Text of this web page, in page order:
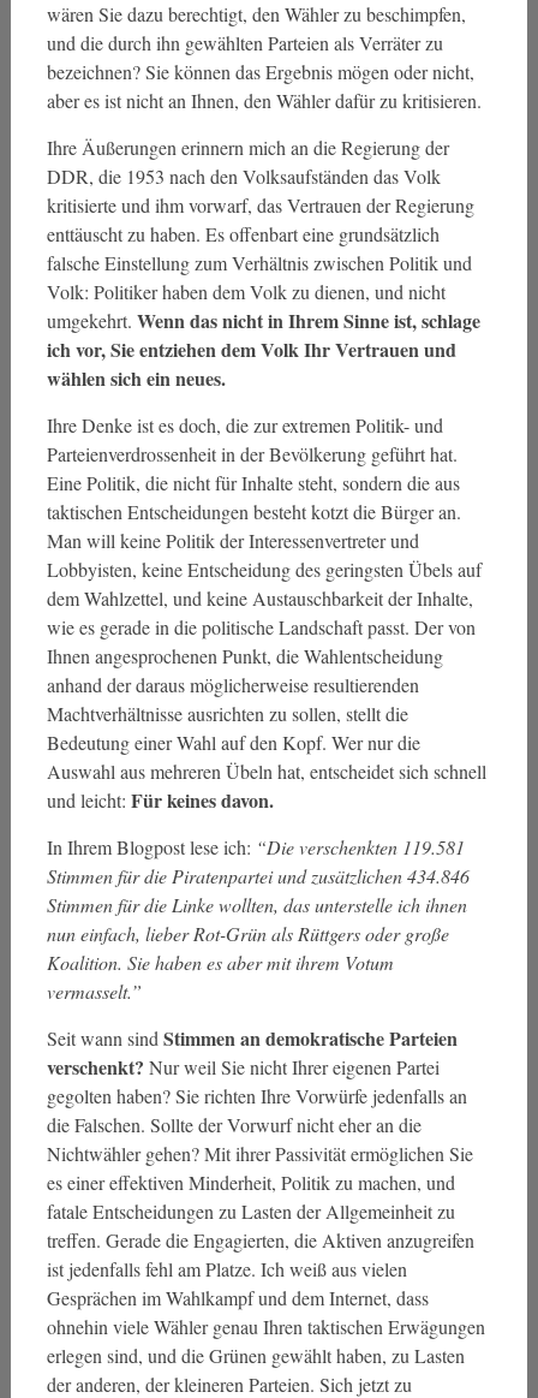
wären Sie dazu berechtigt, den Wähler zu beschimpfen,
und die durch ihn gewählten Parteien als Verräter zu
bezeichnen? Sie können das Ergebnis mögen oder nicht,
aber es ist nicht an Ihnen, den Wähler dafür zu kritisieren.
Ihre Äußerungen erinnern mich an die Regierung der
DDR, die 1953 nach den Volksaufständen das Volk
kritisierte und ihm vorwarf, das Vertrauen der Regierung
enttäuscht zu haben. Es offenbart eine grundsätzlich
falsche Einstellung zum Verhältnis zwischen Politik und
Volk: Politiker haben dem Volk zu dienen, und nicht
umgekehrt. Wenn das nicht in Ihrem Sinne ist, schlage
ich vor, Sie entziehen dem Volk Ihr Vertrauen und
wählen sich ein neues.
Ihre Denke ist es doch, die zur extremen Politik- und
Parteienverdrossenheit in der Bevölkerung geführt hat.
Eine Politik, die nicht für Inhalte steht, sondern die aus
taktischen Entscheidungen besteht kotzt die Bürger an.
Man will keine Politik der Interessenvertreter und
Lobbyisten, keine Entscheidung des geringsten Übels auf
dem Wahlzettel, und keine Austauschbarkeit der Inhalte,
wie es gerade in die politische Landschaft passt. Der von
Ihnen angesprochenen Punkt, die Wahlentscheidung
anhand der daraus möglicherweise resultierenden
Machtverhältnisse ausrichten zu sollen, stellt die
Bedeutung einer Wahl auf den Kopf. Wer nur die
Auswahl aus mehreren Übeln hat, entscheidet sich schnell
und leicht: Für keines davon.
In Ihrem Blogpost lese ich: “Die verschenkten 119.581
Stimmen für die Piratenpartei und zusätzlichen 434.846
Stimmen für die Linke wollten, das unterstelle ich ihnen
nun einfach, lieber Rot-Grün als Rüttgers oder große
Koalition. Sie haben es aber mit ihrem Votum
vermasselt.”
Seit wann sind Stimmen an demokratische Parteien
verschenkt? Nur weil Sie nicht Ihrer eigenen Partei
gegolten haben? Sie richten Ihre Vorwürfe jedenfalls an
die Falschen. Sollte der Vorwurf nicht eher an die
Nichtwähler gehen? Mit ihrer Passivität ermöglichen Sie
es einer effektiven Minderheit, Politik zu machen, und
fatale Entscheidungen zu Lasten der Allgemeinheit zu
treffen. Gerade die Engagierten, die Aktiven anzugreifen
ist jedenfalls fehl am Platze. Ich weiß aus vielen
Gesprächen im Wahlkampf und dem Internet, dass
ohnehin viele Wähler genau Ihren taktischen Erwägungen
erlegen sind, und die Grünen gewählt haben, zu Lasten
der anderen, der kleineren Parteien. Sich jetzt zu